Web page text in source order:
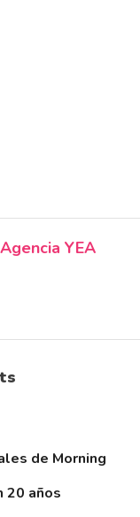
Agencia YEA
de Morning
20 años